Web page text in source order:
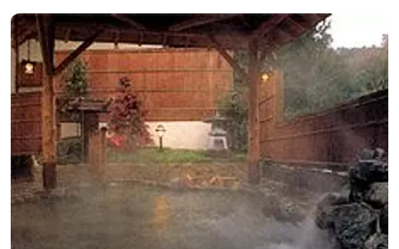
ョップ、イベント出店 植物を通して身体と心を整えよう！をテーマ
に...